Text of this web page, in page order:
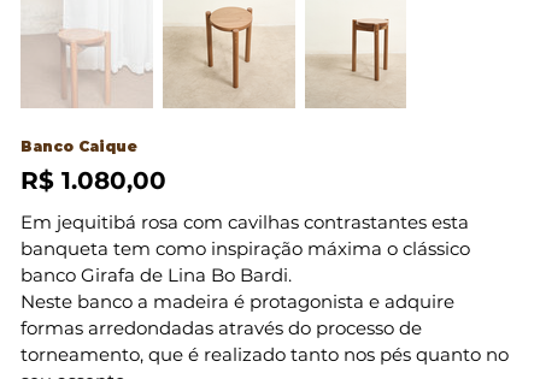
Banco Caique
Preço
R$ 1.080,00
Em jequitibá rosa com cavilhas contrastantes esta
banqueta tem como inspiração máxima o clássico
banco Girafa de Lina Bo Bardi.
Neste banco a madeira é protagonista e adquire
formas arredondadas através do processo de
torneamento, que é realizado tanto nos pés quanto no